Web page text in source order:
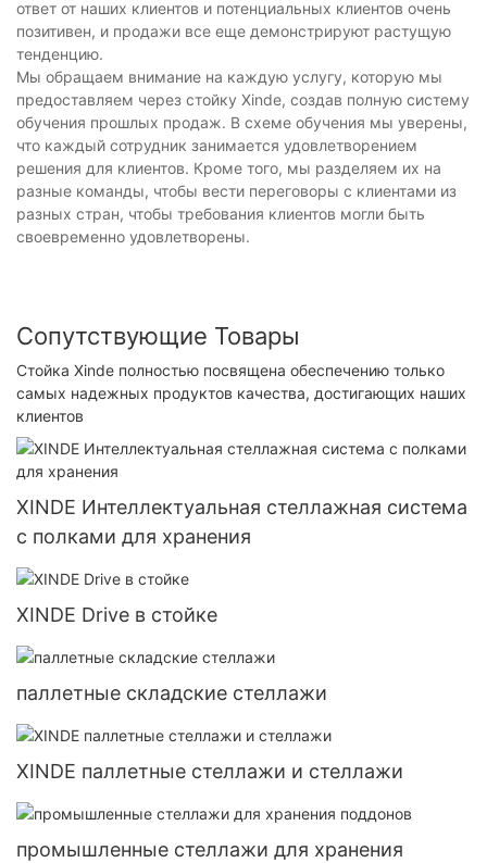
ответ от наших клиентов и потенциальных клиентов очень
позитивен, и продажи все еще демонстрируют растущую
тенденцию.
Мы обращаем внимание на каждую услугу, которую мы
предоставляем через стойку Xinde, создав полную систему
обучения прошлых продаж. В схеме обучения мы уверены,
что каждый сотрудник занимается удовлетворением
решения для клиентов. Кроме того, мы разделяем их на
разные команды, чтобы вести переговоры с клиентами из
разных стран, чтобы требования клиентов могли быть
своевременно удовлетворены.
Сопутствующие Товары
Стойка Xinde полностью посвящена обеспечению только
самых надежных продуктов качества, достигающих наших
клиентов
XINDE Интеллектуальная стеллажная система
с полками для хранения
XINDE Drive в стойке
паллетные складские стеллажи
XINDE паллетные стеллажи и стеллажи
промышленные стеллажи для хранения